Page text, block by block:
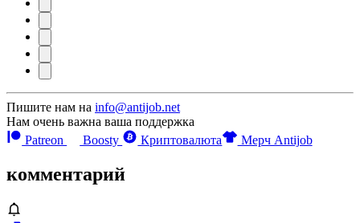
Пишите нам на info@antijob.net
Нам очень важна ваша поддержка
Patreon
Boosty Криптовалюта Мерч Antijob
комментарий